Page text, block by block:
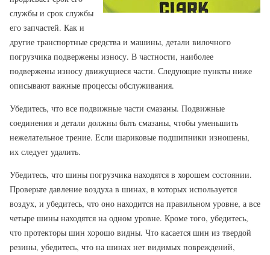
службы и срок службы
его запчастей. Как и
другие транспортные средства и машины, детали вилочного
погрузчика подвержены износу. В частности, наиболее
подвержены износу движущиеся части. Следующие пункты ниже
описывают важные процессы обслуживания.
Убедитесь, что все подвижные части смазаны. Подвижные
соединения и детали должны быть смазаны, чтобы уменьшить
нежелательное трение. Если шариковые подшипники изношены,
их следует удалить.
Убедитесь, что шины погрузчика находятся в хорошем состоянии.
Проверьте давление воздуха в шинах, в которых используется
воздух, и убедитесь, что оно находится на правильном уровне, а все
четыре шины находятся на одном уровне. Кроме того, убедитесь,
что протекторы шин хорошо видны. Что касается шин из твердой
резины, убедитесь, что на шинах нет видимых повреждений,